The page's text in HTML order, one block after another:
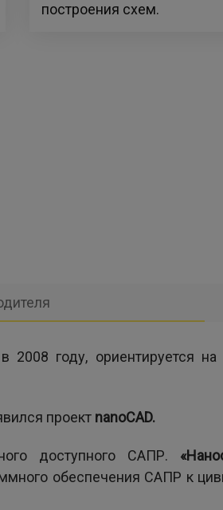
построения схем.
2008 году, ориентируется
проект nanoCAD.
доступного САПР.
обеспечения САПР к